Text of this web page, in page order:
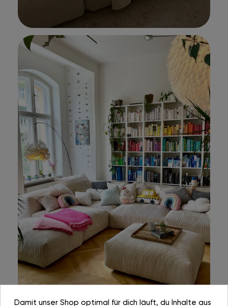
Damit unser Shop optimal für dich läuft, du Inhalte aus